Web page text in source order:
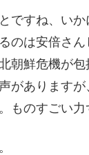
ですね、い
のは安倍さ
朝鮮危機が
があります
ものすごい力